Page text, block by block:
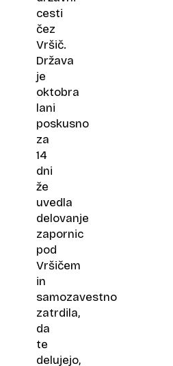
cesti
čez
Vršič.
Država
je
oktobra
lani
poskusno
za
14
dni
že
uvedla
delovanje
zapornic
pod
Vršičem
in
samozavestno
zatrdila,
da
te
delujejo,